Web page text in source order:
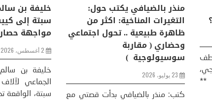
منذر
التغيرات
ظاهرة
وحضاري (
23 يوليو، 2026
كتب: منذر
زمن التحولات الكبرى .. كيف
يُعاد تشكيل الإنسان والعالم؟
10 يوليو، 2026
كتب: منذر بالضيافي ** المنعطف
الحضاري، ** والتحول السوسيولوجي،
** وإعادة تشكيل القوة عالميًا، **
العالم، يدخل لحظة تاريخ...
More